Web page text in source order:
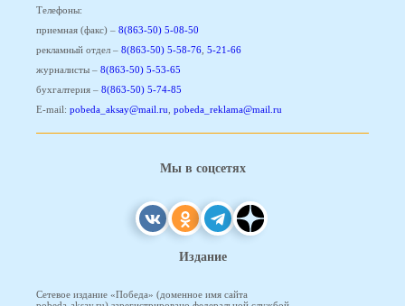
Телефоны:
приемная (факс) – 8(863-50) 5-08-50
рекламный отдел – 8(863-50) 5-58-76, 5-21-66
журналисты – 8(863-50) 5-53-65
бухгалтерия – 8(863-50) 5-74-85
E-mail: pobeda_aksay@mail.ru, pobeda_reklama@mail.ru
Мы в соцсетях
Издание
Сетевое издание «Победа» (доменное имя сайта